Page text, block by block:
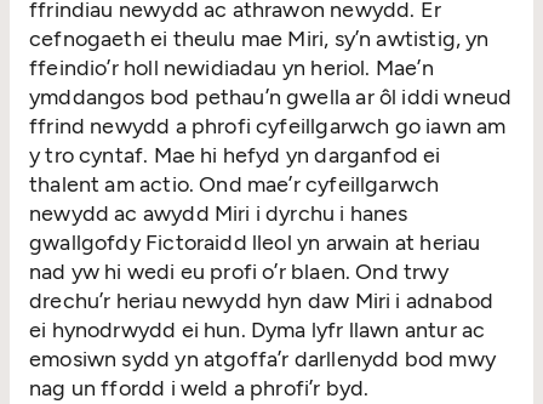
ffrindiau newydd ac athrawon newydd. Er
cefnogaeth ei theulu mae Miri, sy’n awtistig, yn
ffeindio’r holl newidiadau yn heriol. Mae’n
ymddangos bod pethau’n gwella ar ôl iddi wneud
ffrind newydd a phrofi cyfeillgarwch go iawn am
y tro cyntaf. Mae hi hefyd yn darganfod ei
thalent am actio. Ond mae’r cyfeillgarwch
newydd ac awydd Miri i dyrchu i hanes
gwallgofdy Fictoraidd lleol yn arwain at heriau
nad yw hi wedi eu profi o’r blaen. Ond trwy
drechu’r heriau newydd hyn daw Miri i adnabod
ei hynodrwydd ei hun. Dyma lyfr llawn antur ac
emosiwn sydd yn atgoffa’r darllenydd bod mwy
nag un ffordd i weld a phrofi’r byd.